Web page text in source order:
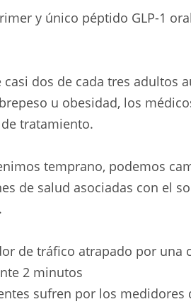
y único péptido GLP-1
casi dos de cada tres adultos
u obesidad, los
tratamiento.
temprano, podemos
de salud asociadas con el
de tráfico atrapado por una
2 minutos
sufren por los